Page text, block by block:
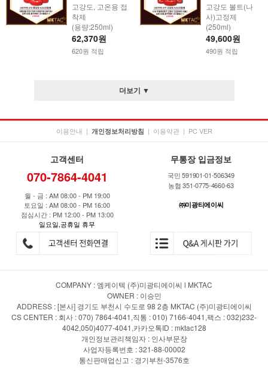
고강도, 고온용 접
착제
(용량:250ml)
62,370원
620원 적립
고강도 볼트(나
사)고정제
(250ml)
49,600원
490원 적립
더보기 ▼
이용안내 | 개인정보처리방침 | 이용약관 | PC VER
고객센터
070-7864-4041
월 - 금 : AM 08:00 - PM 19:00
토요일 : AM 08:00 - PM 16:00
점심시간 : PM 12:00 - PM 13:00
일요일,공휴일 휴무
무통장 입금정보
국민 591901-01-506349
농협 351-0775-4660-63
㈜미광티에이씨
COMPANY : 엠케이텍 (주)미광티에이씨 l MKTAC
OWNER : 이승민
ADDRESS : [본사] 경기도 부천시 수도로 98 2층 MKTAC (주)미광티에이씨
CS CENTER : 회사 : 070) 7864-4041,직통 : 010) 7166-4041,팩스 : 032)232-
4042,050)4077-4041,카카오톡ID : mktac128
개인정보관리책임자 : 인사부문장
사업자등록번호 : 321-88-00002
통신판매업신고 : 경기부천-3576호